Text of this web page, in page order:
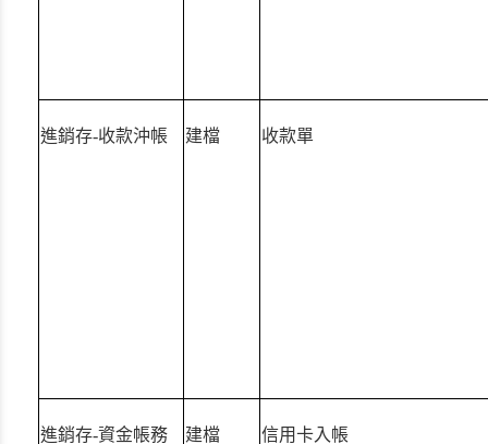
進銷存-收款沖帳 建檔 收款單
進銷存-資金帳務 建檔 信用卡入帳